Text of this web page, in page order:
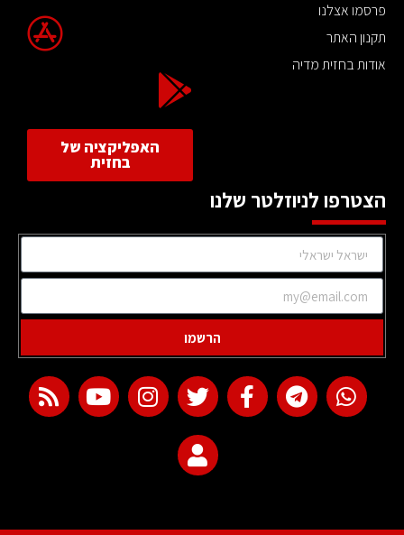
פרסמו אצלנו
תקנון האתר
אודות בחזית מדיה
האפליקציה של
בחזית
הצטרפו לניוזלטר שלנו
הרשמו